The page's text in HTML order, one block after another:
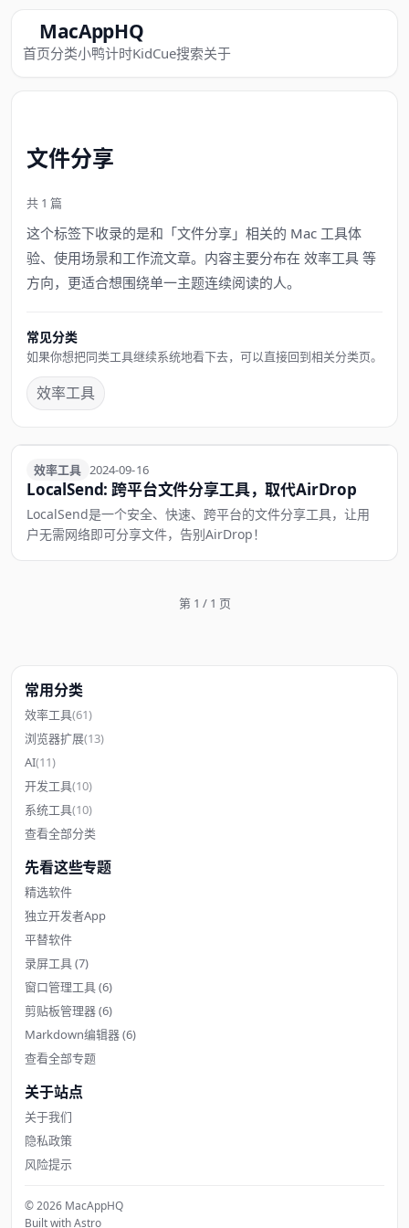
MacAppHQ
首页分类小鸭计时KidCue搜索关于
文件分享
共 1 篇
这个标签下收录的是和「文件分享」相关的 Mac 工具体
验、使用场景和工作流文章。内容主要分布在 效率工具 等
方向，更适合想围绕单一主题连续阅读的人。
常见分类
如果你想把同类工具继续系统地看下去，可以直接回到相关分类页。
效率工具
效率工具
效率工具 2024-09-16
LocalSend: 跨平台文件分享工具，取代AirDrop
LocalSend是一个安全、快速、跨平台的文件分享工具，让用
户无需网络即可分享文件，告别AirDrop！
第 1 / 1 页
常用分类
效率工具(61)
浏览器扩展(13)
AI(11)
开发工具(10)
系统工具(10)
查看全部分类
先看这些专题
精选软件
独立开发者App
平替软件
录屏工具(7)
窗口管理工具(6)
剪贴板管理器(6)
Markdown编辑器(6)
查看全部专题
关于站点
关于我们
隐私政策
风险提示
© 2026 MacAppHQ
Built with Astro